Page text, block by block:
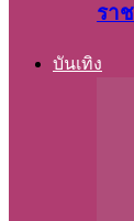
รา
บันเทิง